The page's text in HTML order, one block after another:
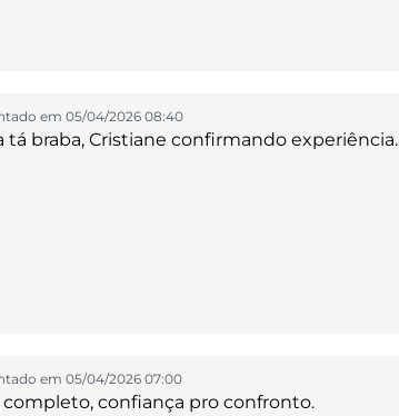
em 05/04/2026 08:40
tá braba, Cristiane confirmando experiência.
em 05/04/2026 07:00
completo, confiança pro confronto.